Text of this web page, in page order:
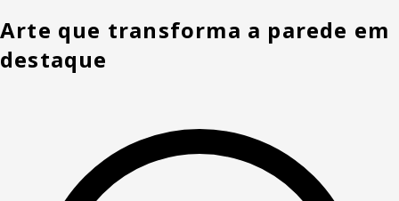
Arte que transforma a parede em
destaque